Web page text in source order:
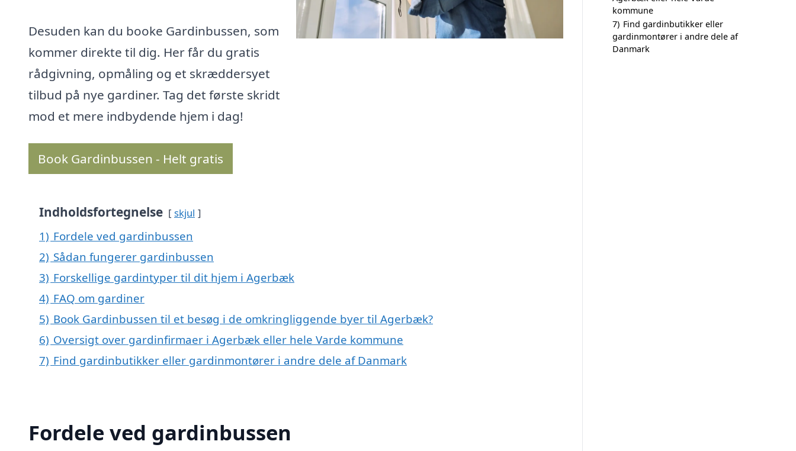
Desuden kan du booke Gardinbussen, som
kommer direkte til dig. Her får du gratis
rådgivning, opmåling og et skræddersyet
tilbud på nye gardiner. Tag det første skridt
mod et mere indbydende hjem i dag!
Book Gardinbussen - Helt gratis
Indholdsfortegnelse skjul
1) Fordele ved gardinbussen
2) Sådan fungerer gardinbussen
3) Forskellige gardintyper til dit hjem i Agerbæk
4) FAQ om gardiner
5) Book Gardinbussen til et besøg i de omkringliggende byer til Agerbæk?
6) Oversigt over gardinfirmaer i Agerbæk eller hele Varde kommune
7) Find gardinbutikker eller gardinmontører i andre dele af Danmark
Fordele ved gardinbussen
kommune
7) Find gardinbutikker eller
gardinmontører i andre dele af
Danmark